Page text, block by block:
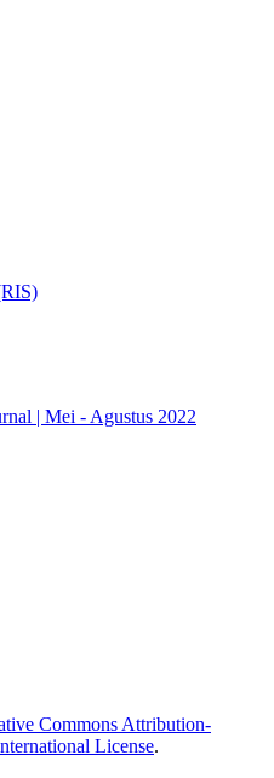
| Mei - Agustus 2022
Commons Attribution-
License.